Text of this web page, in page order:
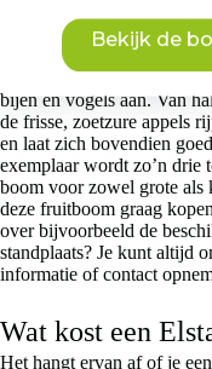
Bekijk de
gespecialiseerd in
grote appelboom kopen
planten), maar ook een
mei met prachtige
bijen en vogels aan. Van
de frisse, zoetzure appels
en laat zich bovendien
exemplaar wordt zo’n drie
boom voor zowel grote als
deze fruitboom graag
over bijvoorbeeld de
standplaats? Je kunt altijd
informatie of contact
Wat kost een
Het hangt ervan af of je